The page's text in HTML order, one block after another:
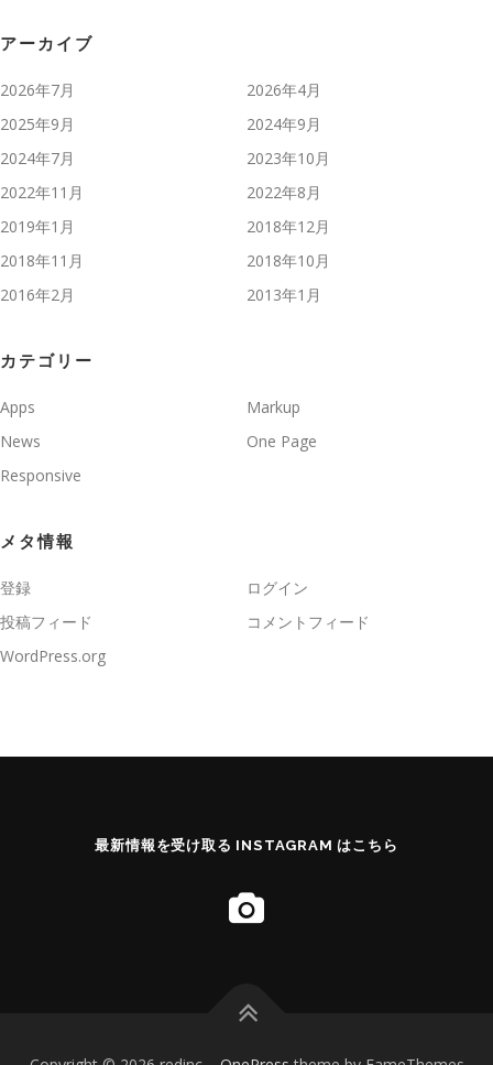
アーカイブ
2026年7月
2026年4月
2025年9月
2024年9月
2024年7月
2023年10月
2022年11月
2022年8月
2019年1月
2018年12月
2018年11月
2018年10月
2016年2月
2013年1月
カテゴリー
Apps
Markup
News
One Page
Responsive
メタ情報
登録
ログイン
投稿フィード
コメントフィード
WordPress.org
最新情報を受け取る INSTAGRAM はこちら